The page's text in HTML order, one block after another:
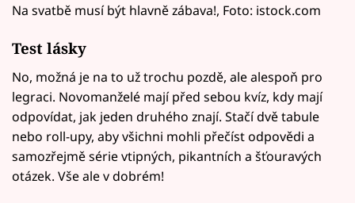
Na svatbě musí být hlavně zábava!, Foto: istock.com
Test lásky
No, možná je na to už trochu pozdě, ale alespoň pro
legraci. Novomanželé mají před sebou kvíz, kdy mají
odpovídat, jak jeden druhého znají. Stačí dvě tabule
nebo roll-upy, aby všichni mohli přečíst odpovědi a
samozřejmě série vtipných, pikantních a šťouravých
otázek. Vše ale v dobrém!